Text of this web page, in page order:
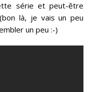
série et peut-être
là, je vais un peu
un peu :-)